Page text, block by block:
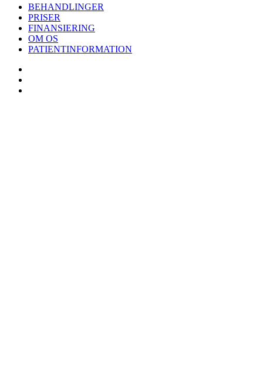
Close
Menu
BEHANDLINGER
PRISER
FINANSIERING
OM OS
PATIENTINFORMATION